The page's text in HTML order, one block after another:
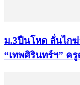
ม.3ปืนโหด ลั่นไก
“เทพศิรินทร์ฯ” ค